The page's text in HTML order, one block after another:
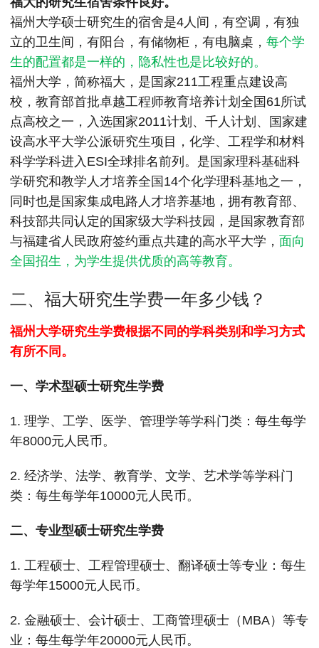
院校库 考试报名 招生政策
考试真题
报考经验 招生简章
MTA旅游管理
院校库 考试报名 招生政策 学制学费
报名流程
考试真题
报考经验 招生简章
福州大学硕士研究生的宿舍是4人间，有空调，有独
立的卫生间，有阳台，有储物柜，有电脑桌，每个学
生的配置都是一样的，隐私性也是比较好的。
福州大学，简称福大，是国家211工程重点建设高
校，教育部首批卓越工程师教育培养计划全国61所试
点高校之一，入选国家2011计划、千人计划、国家建
设高水平大学公派研究生项目，化学、工程学和材料
科学学科进入ESI全球排名前列。是国家理科基础科
学研究和教学人才培养全国14个化学理科基地之一，
同时也是国家集成电路人才培养基地，拥有教育部、
科技部共同认定的国家级大学科技园，是国家教育部
与福建省人民政府签约重点共建的高水平大学， 面向
全国招生，为学生提供优质的高等教育。
二、福大研究生学费一年多少钱？
福州大学研究生学费根据不同的学科类别和学习方式
有所不同。
一、学术型硕士研究生学费
1. 理学、工学、医学、管理学等学科门类：每生每学
年8000元人民币。
2. 经济学、法学、教育学、文学、艺术学等学科门
类：每生每学年10000元人民币。
二、专业型硕士研究生学费
1. 工程硕士、工程管理硕士、翻译硕士等专业：每生
每学年15000元人民币。
2. 金融硕士、会计硕士、工商管理硕士（MBA）等专
业：每生每学年20000元人民币。